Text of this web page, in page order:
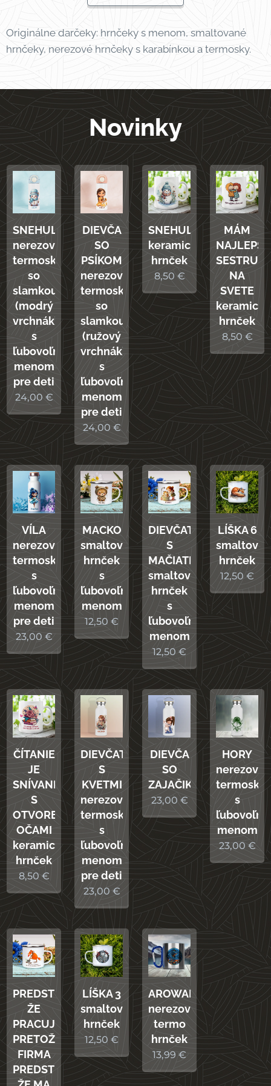
Originálne darčeky: hrnčeky s menom, smaltované
hrnčeky, nerezové hrnčeky s karabínkou a termosky.
Novinky
SNEHULIAK
nerezová
termoska
so
slamkou
(modrý
vrchnák)
s
ľubovoľným
menom
pre deti
24,00 €
DIEVČA
SO
PSÍKOM
nerezová
termoska
so
slamkou
(ružový
vrchnák)
s
ľubovoľným
menom
pre deti
24,00 €
SNEHULIAK
keramický
hrnček
8,50 €
MÁM
SESTRU
NA
SVETE
keramický
hrnček
8,50 €
VÍLA
nerezová
termoska
s
ľubovoľným
menom
pre deti
23,00 €
MACKO
smaltovaný
hrnček
s
ľubovoľným
menom
12,50 €
DIEVČATKO
S
MAČIATKOM
smaltovaný
hrnček
s
ľubovoľným
menom
12,50 €
LÍŠKA 6
hrnček
12,50 €
ČÍTANIE
JE
SNÍVANIE
S
OTVORENÝMI
OČAMI
keramický
hrnček
8,50 €
DIEVČATKO
S
KVETMI
nerezová
termoska
s
ľubovoľným
menom
pre deti
23,00 €
DIEVČA
SO
ZAJAČIKOM
23,00 €
HORY
nerezová
termoska
s
menom
23,00 €
PREDSTIERAM,
ŽE
PRACUJEM,
PRETOŽE
FIRMA
PREDSTIERA,
LÍŠKA 3
smaltovaný
hrnček
12,50 €
AROWANA
nerezový
termo
hrnček
13,99 €